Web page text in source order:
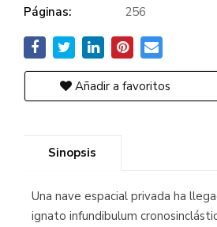
Páginas:
256
Añadir a favoritos
Sinopsis
Una nave espacial privada ha
ignato infundibulum